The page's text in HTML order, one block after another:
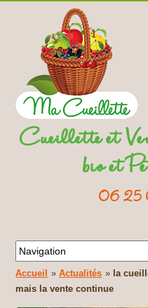
Cueillette et
bio et
06 25
Accueil »Actualités » la
mais la vente continue